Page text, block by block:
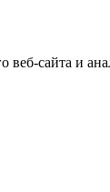
сайта и